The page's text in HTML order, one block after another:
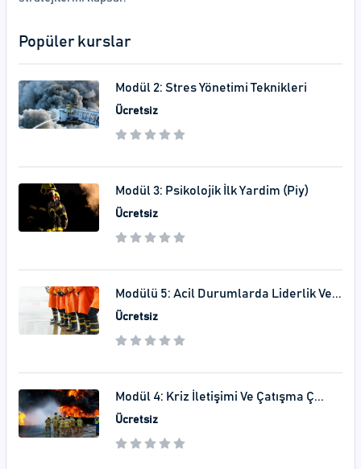
Popüler kurslar
Modül 2: Stres Yöneti̇mi̇ Tekni̇kleri̇
Ücretsiz
Modül 3: Psi̇koloji̇k İlk Yardim (Pi̇y)
Ücretsiz
Modülü 5: Acil Durumlarda Liderlik Ve...
Ücretsiz
Modül 4: Kriz İletişimi Ve Çatışma Ç...
Ücretsiz